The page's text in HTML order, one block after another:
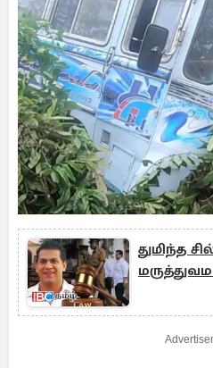
துமிந்த